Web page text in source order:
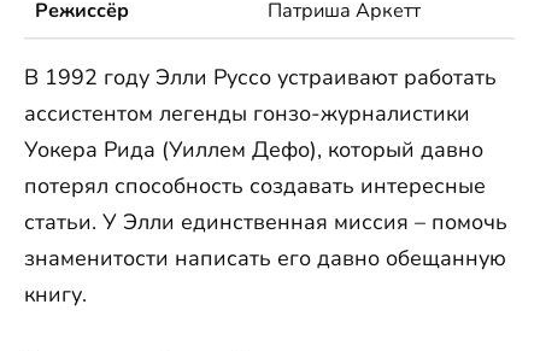
Режиссёр
Патриша Аркетт
В 1992 году Элли Руссо устраивают работать
ассистентом легенды гонзо-журналистики
Уокера Рида (Уиллем Дефо), который давно
потерял способность создавать интересные
статьи. У Элли единственная миссия – помочь
знаменитости написать его давно обещанную
книгу.